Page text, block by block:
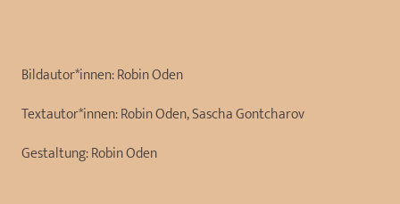
Bildautor*innen:Robin Oden
Textautor*innen:Robin Oden, Sascha Gontcharov
Gestaltung:Robin Oden